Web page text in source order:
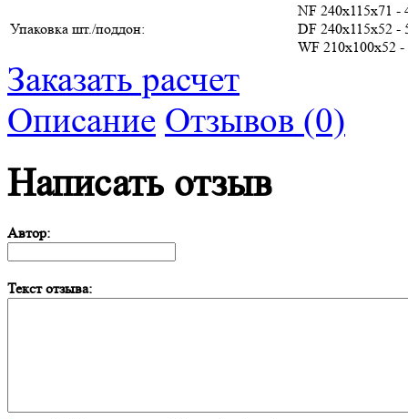
Упаковка шт./поддон:
NF 240х115х71 -
DF 240х115х52 -
WF 210х100х52
Заказать расчет
Описание Отзывов (0)
Написать отзыв
Автор:
Текст отзыва: